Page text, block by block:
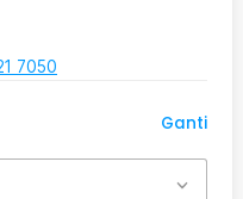
7050
Ganti